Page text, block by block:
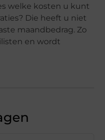
welke kosten u kunt
Die heeft u niet
maandbedrag. Zo
en wordt